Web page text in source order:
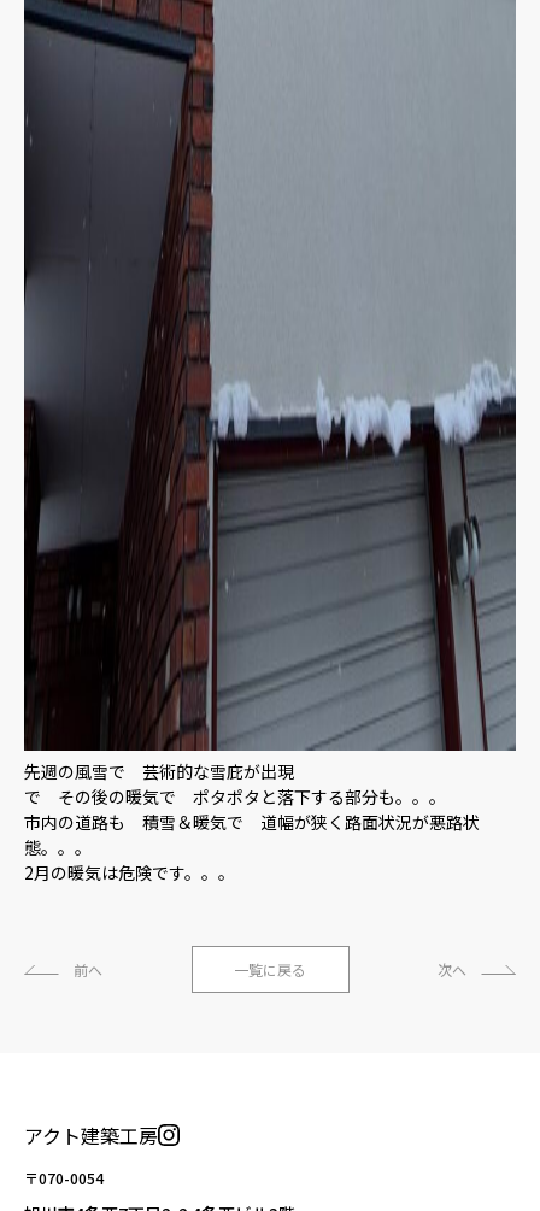
先週の風雪で 芸術的な雪庇が出現
で その後の暖気で ポタポタと落下する部分も。。。
市内の道路も 積雪＆暖気で 道幅が狭く路面状況が悪路状
態。。。
2月の暖気は危険です。。。
前へ 一覧に戻る 次へ
アクト建築工房
〒070-0054